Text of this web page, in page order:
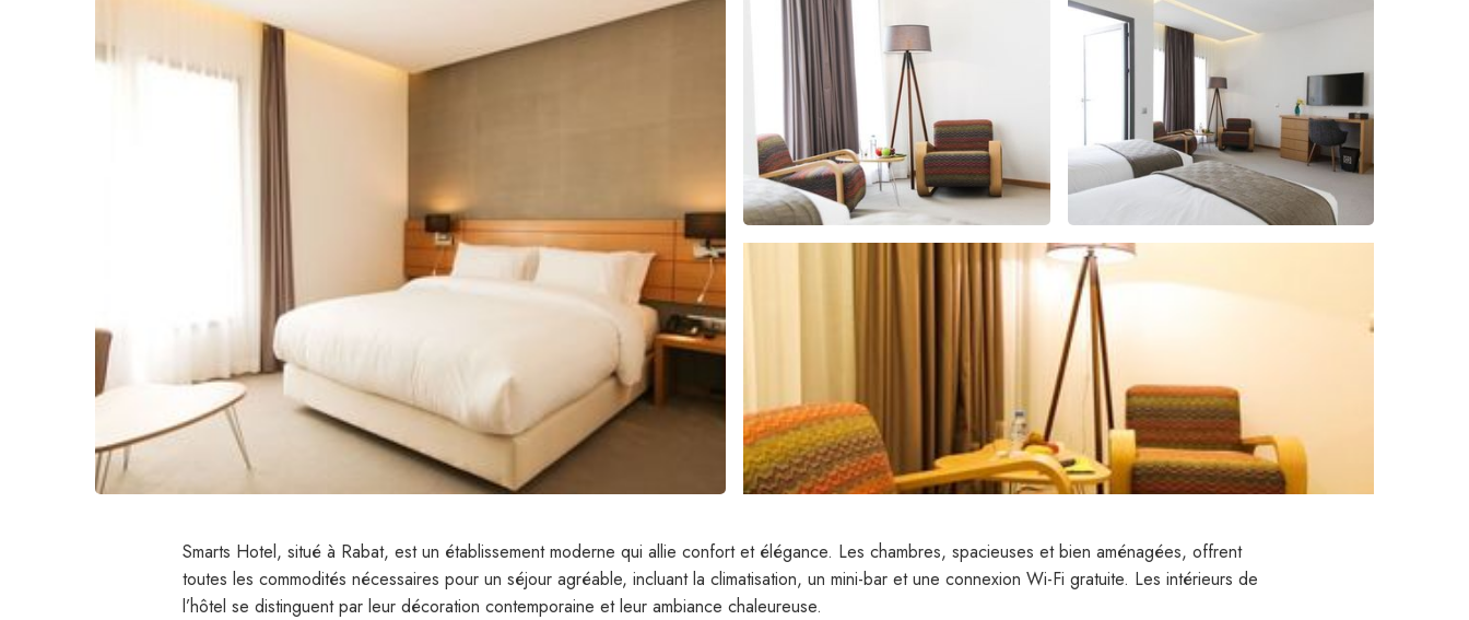
Smarts Hotel, situé à Rabat, est un établissement moderne qui allie confort et élégance. Les chambres, spacieuses et bien aménagées, offrent
toutes les commodités nécessaires pour un séjour agréable, incluant la climatisation, un mini-bar et une connexion Wi-Fi gratuite. Les intérieurs de
l’hôtel se distinguent par leur décoration contemporaine et leur ambiance chaleureuse.